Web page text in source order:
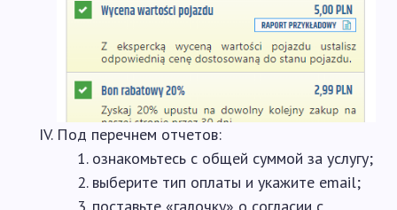
Под перечнем отчетов:
ознакомьтесь с общей суммой за услугу;
выберите тип оплаты и укажите email;
поставьте «галочку» о согласии с